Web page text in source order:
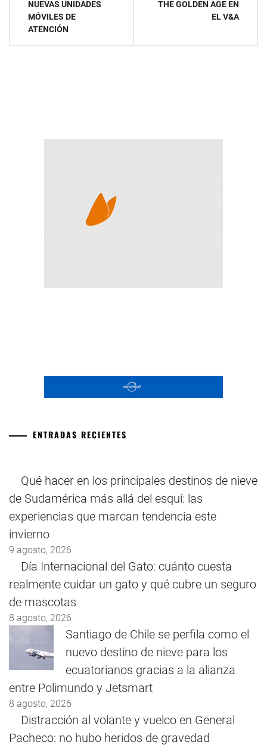
NUEVAS UNIDADES
MÓVILES DE
ATENCIÓN
THE GOLDEN AGE EN
EL V&A
ENTRADAS RECIENTES
Qué hacer en los principales destinos de nieve
de Sudamérica más allá del esquí: las
experiencias que marcan tendencia este
invierno
9 agosto, 2026
Día Internacional del Gato: cuánto cuesta
realmente cuidar un gato y qué cubre un seguro
de mascotas
8 agosto, 2026
Santiago de Chile se perfila como el
nuevo destino de nieve para los
ecuatorianos gracias a la alianza
entre Polimundo y Jetsmart
8 agosto, 2026
Distracción al volante y vuelco en General
Pacheco: no hubo heridos de gravedad